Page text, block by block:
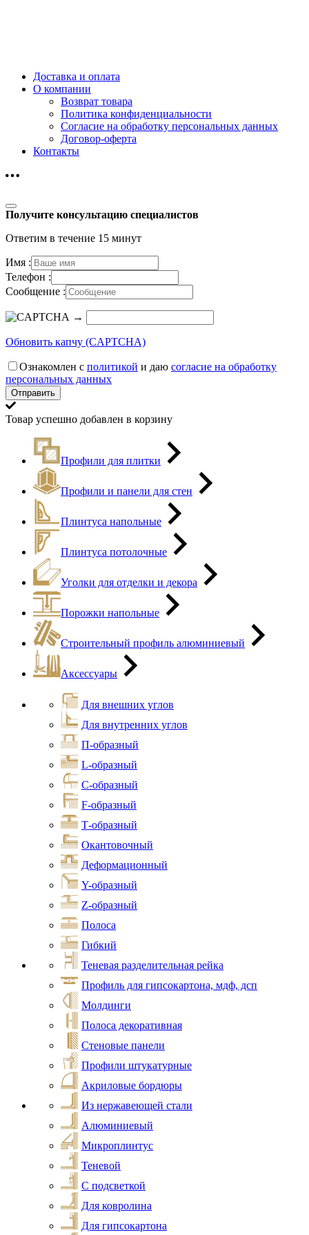
Доставка и оплата
О компании
Возврат товара
Политика конфиденциальности
Согласие на обработку персональных данных
Договор-оферта
Контакты
Получите консультацию специалистов
Ответим в течение 15 минут
Имя :
Телефон :
Сообщение :
→
Обновить капчу (CAPTCHA)
Ознакомлен с политикой и даю согласие на обработку
персональных данных
Товар успешно добавлен в корзину
Профили для плитки
Профили и панели для стен
Плинтуса напольные
Плинтуса потолочные
Уголки для отделки и декора
Порожки напольные
Строительный профиль алюминиевый
Аксессуары
Для внешних углов
Для внутренних углов
П-образный
L-образный
С-образный
F-образный
Т-образный
Окантовочный
Деформационный
Y-образный
Z-образный
Полоса
Гибкий
Теневая разделительная рейка
Профиль для гипсокартона, мдф, дсп
Молдинги
Полоса декоративная
Стеновые панели
Профили штукатурные
Акриловые бордюры
Из нержавеющей стали
Алюминиевый
Микроплинтус
Теневой
С подсветкой
Для ковролина
Для гипсокартона